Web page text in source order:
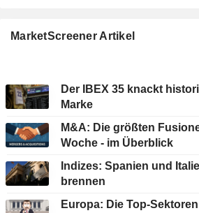
MarketScreener Artikel
Der IBEX 35 knackt
Marke
M&A: Die größten
Woche - im Überblick
Indizes: Spanien und
brennen
Europa: Die Top-